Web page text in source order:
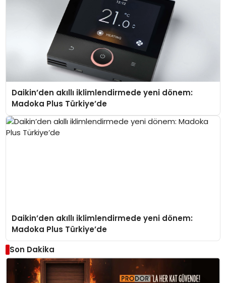
Daikin’den akıllı iklimlendirmede yeni dönem:
Madoka Plus Türkiye’de
Daikin’den akıllı iklimlendirmede yeni dönem:
Madoka Plus Türkiye’de
Son Dakika